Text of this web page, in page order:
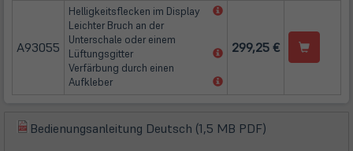
A93055
Helligkeitsflecken im Display
(öffnet
Tab)
Leichter Bruch an der
Unterschale oder einem
Lüftungsgitter
(öffnet
neuem
Verfärbung durch einen
Aufkleber
(öffnet
Tab)
299,25 €
Bedienungsanleitung Deutsch (1,5 MB PDF)